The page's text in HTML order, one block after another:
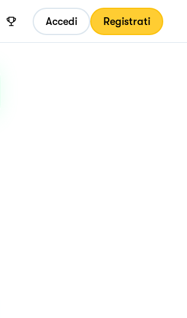
Accedi Registrati